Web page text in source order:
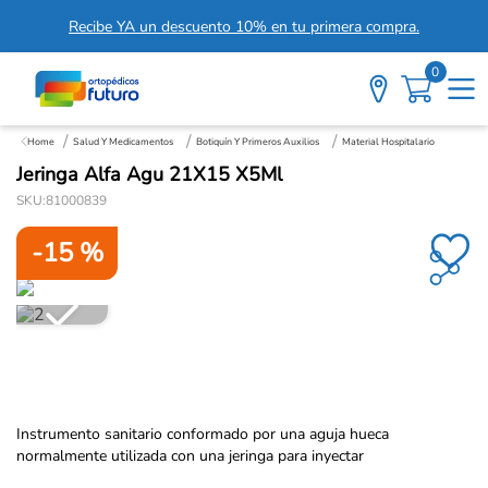
Recibe YA un descuento 10% en tu primera compra.
0
Salud Y Medicamentos Botiquín Y Primeros Auxilios Material Hospitalario
Jeringa Alfa Agu 21X15 X5Ml
SKU:81000839
-15 %
Instrumento sanitario conformado por una aguja hueca
normalmente utilizada con una jeringa para inyectar